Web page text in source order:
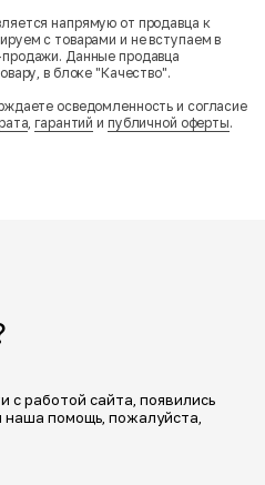
напрямую от продавца к
с товарами и не вступаем в
Данные продавца
в блоке "Качество".
осведомленность и согласие
,гарантий и публичной оферты.
с работой сайта, появились
помощь, пожалуйста,